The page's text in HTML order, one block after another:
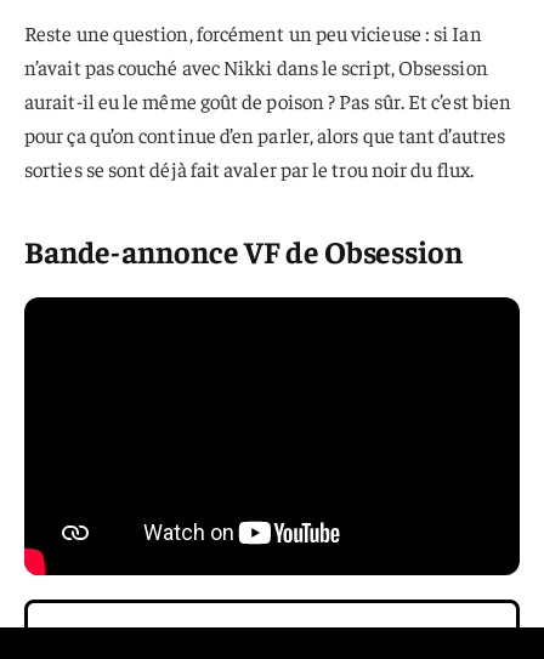
Reste une question, forcément un peu vicieuse : si Ian
n’avait pas couché avec Nikki dans le script, Obsession
aurait-il eu le même goût de poison ? Pas sûr. Et c’est bien
pour ça qu’on continue d’en parler, alors que tant d’autres
sorties se sont déjà fait avaler par le trou noir du flux.
Bande-annonce VF de Obsession